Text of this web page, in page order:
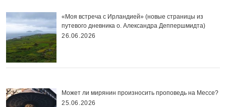
«Моя встреча с Ирландией» (новые страницы из
путевого дневника о. Александра Деппершмидта)
26.06.2026
Может ли мирянин произносить проповедь на Мессе?
25.06.2026